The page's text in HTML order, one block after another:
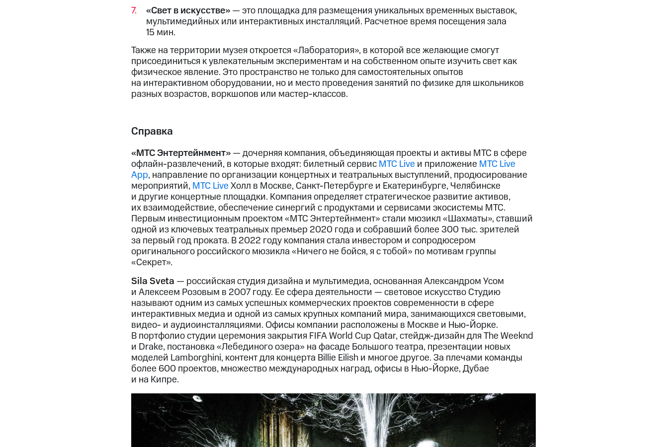
«Свет в искусстве»— это площадка для размещения уникальных временных выставок,
мультимедийных или интерактивных инсталляций. Расчетное время посещения зала
15 мин.
Также на территории музея откроется «Лаборатория», в которой все желающие смогут
присоединиться к увлекательным экспериментам и на собственном опыте изучить свет как
физическое явление. Это пространство не только для самостоятельных опытов
на интерактивном оборудовании, но и место проведения занятий по физике для школьников
разных возрастов, воркшопов или мастер-классов.
Справка
«МТС Энтертейнмент»— дочерняя компания, объединяющая проекты и активы МТС в сфере
офлайн-развлечений, в которые входят: билетный сервисМТС Live и приложение МТС Live
App, направление по организации концертных и театральных выступлений, продюсирование
мероприятий, МТС LiveХолл в Москве, Санкт-Петербурге и Екатеринбурге, Челябинске
и другие концертные площадки. Компания определяет стратегическое развитие активов,
их взаимодействие, обеспечение синергий с продуктами и сервисами экосистемы МТС.
Первым инвестиционным проектом «МТС Энтертейнмент» стали мюзикл «Шахматы», ставший
одной из ключевых театральных премьер 2020 года и собравший более 300 тыс. зрителей
за первый год проката. В 2022 году компания стала инвестором и сопродюсером
оригинального российского мюзикла «Ничего не бойся, я с тобой» по мотивам группы
«Секрет».
Sila Sveta — российская студия дизайна и мультимедиа, основанная Александром Усом
и Алексеем Розовым в 2007 году. Ее сфера деятельности — световое искусство Студию
называют одним из самых успешных коммерческих проектов современности в сфере
интерактивных медиа и одной из самых крупных компаний мира, занимающихся световыми,
видео- и аудиоинсталляциями. Офисы компании расположены в Москве и Нью-Йорке.
В портфолио студии церемония закрытия FIFA World Cup Qatar, стейдж-дизайн для The Weeknd
и Drake, постановка «Лебединого озера» на фасаде Большого театра, презентации новых
моделей Lamborghini, контент для концерта Billie Eilish и многое другое. За плечами команды
более 600 проектов, множество международных наград, офисы в Нью-Йорке, Дубае
и на Кипре.